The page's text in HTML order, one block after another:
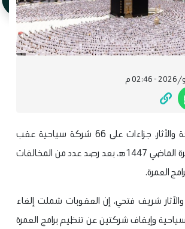
وقعت وزارة السياحة والآثار، جزاءات على 66 شركة سياحية عقب
انتهاء موسم العمرة الماضي 1447ه‍، بعد رصد عدد من المخالفات
العمرة.
والآثار شريف فتحي، إن العقوبات شملت إلغاء
سياحية وإيقاف شركتين عن تنظيم برامج العمرة